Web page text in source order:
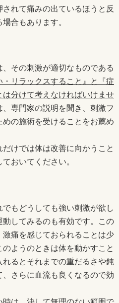
れて痛みの出ているほうと反
合もあります。
その刺激が適切なものである
・リラックスすること』と『症
分けて考えなければいけませ
専門家の説明を聞き、刺激フ
の施術を受けることをお薦め
けでは体は改善に向かうこと
おいてください。
もどうしても強い刺激が欲し
してみるのも有効です。この
痛を感じておられることは少
ようのときは体を動かすこと
るとそれまでの重だるさや鈍
さらに血流も良くなるので効